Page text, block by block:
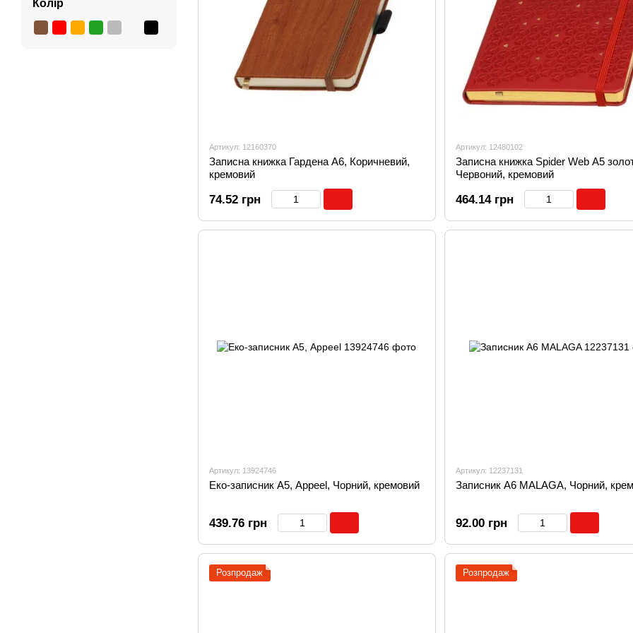
Артикул: 12160370
Записна книжка Гардена А6, Коричневий,
кремовий
74.52 грн
Артикул: 12480102
Записна книжка Spider Web А5
Червоний, кремовий
464.14 грн
Артикул: 13924746
Еко-записник А5, Appeel, Чорний, кремовий
439.76 грн
Артикул: 12237131
Записник А6 MALAGA, Чорний,
92.00 грн
Розпродаж Розпродаж
Колір